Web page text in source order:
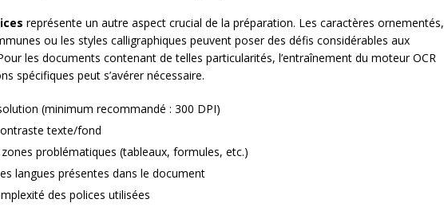
représente un autre aspect crucial de la préparation. Les caractères ornementés,
ou les styles calligraphiques peuvent poser des défis considérables aux
les documents contenant de telles particularités, l’entraînement du moteur OCR
spécifiques peut s’avérer nécessaire.
(minimum recommandé : 300 DPI)
texte/fond
problématiques (tableaux, formules, etc.)
langues présentes dans le document
des polices utilisées